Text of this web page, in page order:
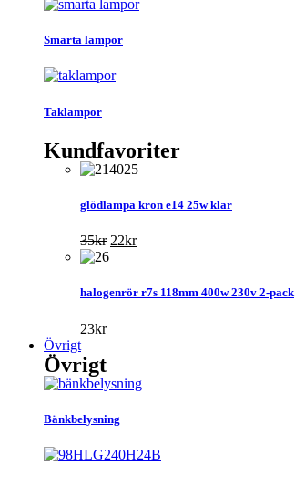
Smarta lampor
Taklampor
Kundfavoriter
glödlampa kron e14 25w klar
35kr Det
var:
22krDet
är:
halogenrör r7s 118mm 400w 230v 2-pack
23kr
Övrigt
Övrigt
Bänkbelysning